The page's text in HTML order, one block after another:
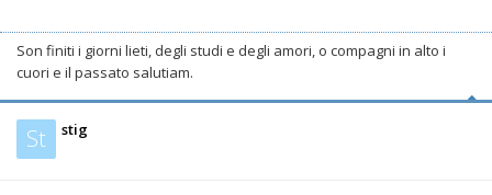
Son finiti i giorni lieti, degli studi e degli amori, o compagni in alto i
cuori e il passato salutiam.
St stig